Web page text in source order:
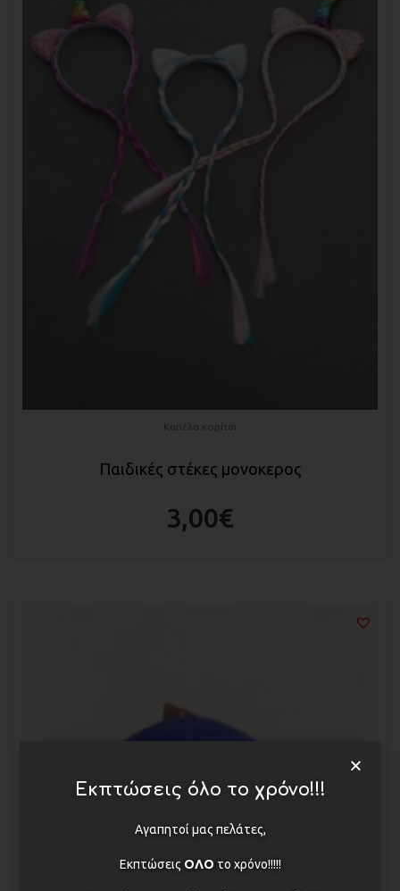
Καπέλα κορίτσι
Παιδικές στέκες μονοκερος
3,00€
Εκπτώσεις όλο το χρόνο!!!
Αγαπητοί μας πελάτες,
Εκπτώσεις ΟΛΟ το χρόνο!!!!!